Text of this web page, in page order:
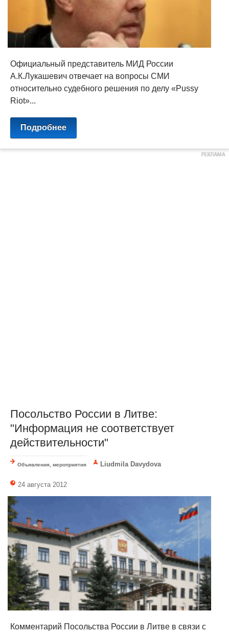
Официальный представитель МИД России
А.К.Лукашевич отвечает на вопросы СМИ
относительно судебного решения по делу «Pussy
Riot»...
Подробнее
Посольство России в Литве:
"Информация не соответствует
действительности"
Объявления, мероприятия Liudmila Davydova
24 августа 2012
Комментарий Посольства России в Литве в связи с